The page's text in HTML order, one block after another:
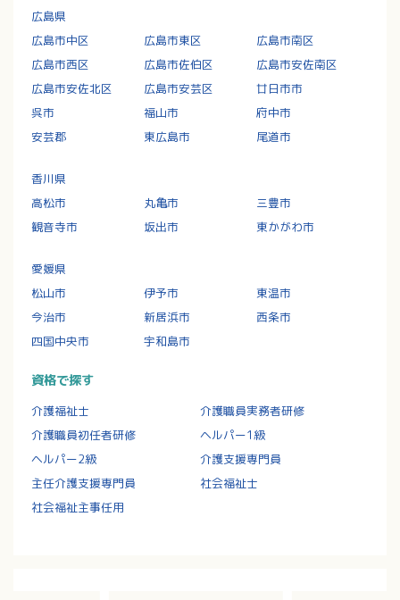
広島県
広島市中区
広島市東区
広島市南区
広島市西区
広島市佐伯区
広島市安佐南区
広島市安佐北区
広島市安芸区
廿日市市
呉市
福山市
府中市
安芸郡
東広島市 尾道市
香川県
高松市
丸亀市
三豊市
観音寺市
坂出市 東かがわ市
愛媛県
松山市
伊予市
東温市
今治市
新居浜市
西条市
四国中央市
宇和島市
資格で探す
介護福祉士
介護職員実務者研修
介護職員初任者研修
ヘルパー1級
ヘルパー2級
介護支援専門員
主任介護支援専門員
社会福祉士
社会福祉主事任用